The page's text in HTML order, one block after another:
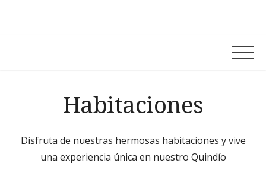
Habitaciones
Disfruta de nuestras hermosas habitaciones y vive
una experiencia única en nuestro Quindío